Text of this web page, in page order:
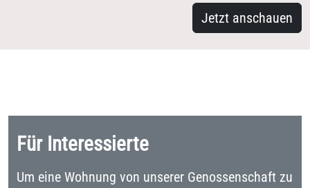
Jetzt anschauen
Für Interessierte
Um eine Wohnung von unserer Genossenschaft zu